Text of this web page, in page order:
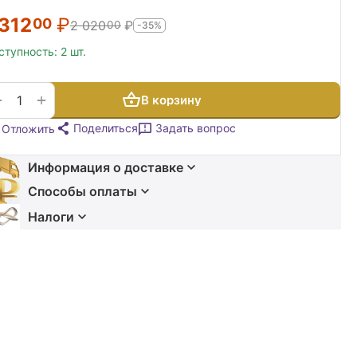
00 ₽2 02000 ₽ -35%
2 шт.
+ В корзину
Отложить Поделиться Задать вопрос
Информация о доставке
Способы оплаты
Налоги